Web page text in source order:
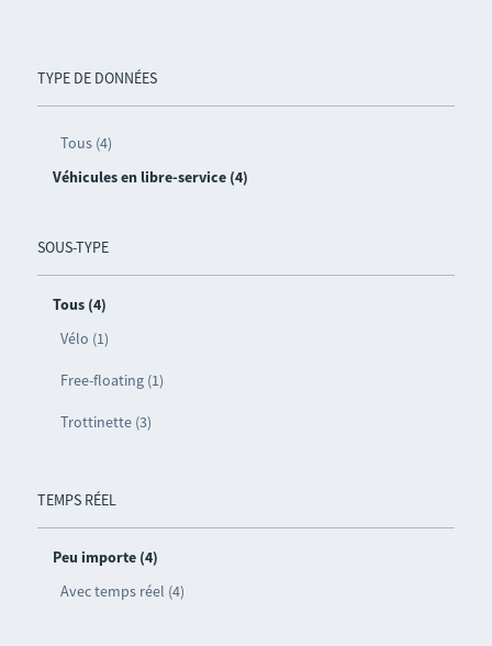
TYPE DE DONNÉES
Tous (4)
Véhicules en libre-service (4)
SOUS-TYPE
Tous (4)
Vélo (1)
Free-floating (1)
Trottinette (3)
TEMPS RÉEL
Peu importe (4)
Avec temps réel (4)